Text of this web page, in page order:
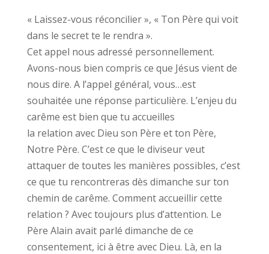
« Laissez-vous réconcilier », « Ton Père qui voit
dans le secret te le rendra ».
Cet appel nous adressé personnellement.
Avons-nous bien compris ce que Jésus vient de
nous dire. A l’appel général, vous…est
souhaitée une réponse particulière. L’enjeu du
carême est bien que tu accueilles
la relation avec Dieu son Père et ton Père,
Notre Père. C’est ce que le diviseur veut
attaquer de toutes les manières possibles, c’est
ce que tu rencontreras dès dimanche sur ton
chemin de carême. Comment accueillir cette
relation ? Avec toujours plus d’attention. Le
Père Alain avait parlé dimanche de ce
consentement, ici à être avec Dieu. Là, en la